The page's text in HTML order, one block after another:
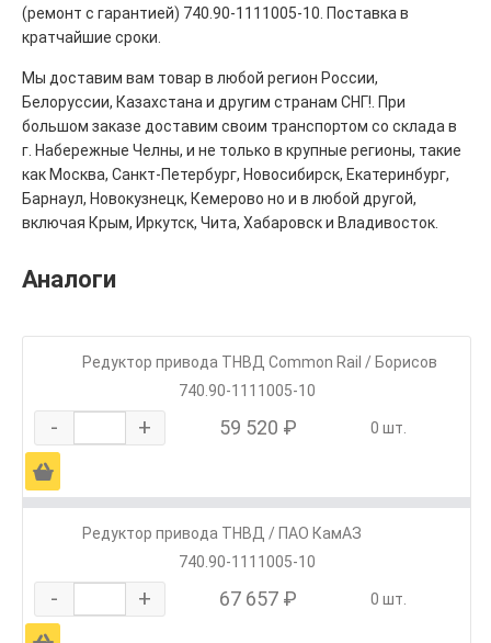
(ремонт с гарантией) 740.90-1111005-10. Поставка в
кратчайшие сроки.
Мы доставим вам товар в любой регион России,
Белоруссии, Казахстана и другим странам СНГ!. При
большом заказе доставим своим транспортом со склада в
г. Набережные Челны, и не только в крупные регионы, такие
как Москва, Санкт-Петербург, Новосибирск, Екатеринбург,
Барнаул, Новокузнецк, Кемерово но и в любой другой,
включая Крым, Иркутск, Чита, Хабаровск и Владивосток.
Аналоги
Редуктор привода ТНВД Common Rail / Борисов
740.90-1111005-10
- + 59 520 ₽ 0 шт.
Ä
Редуктор привода ТНВД / ПАО КамАЗ
740.90-1111005-10
- + 67 657 ₽ 0 шт.